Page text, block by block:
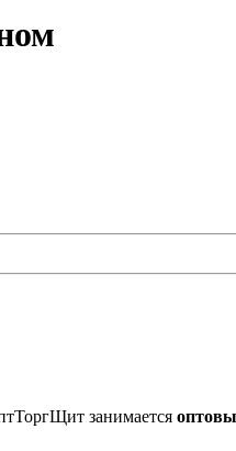
занимается